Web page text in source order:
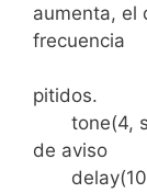
aumenta, el
frecuencia
//con
pitidos.
tone(4,
de aviso